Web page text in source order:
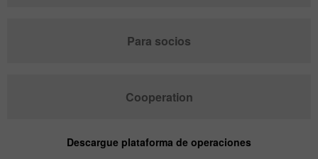
Para socios
Cooperation
Descargue plataforma de operaciones